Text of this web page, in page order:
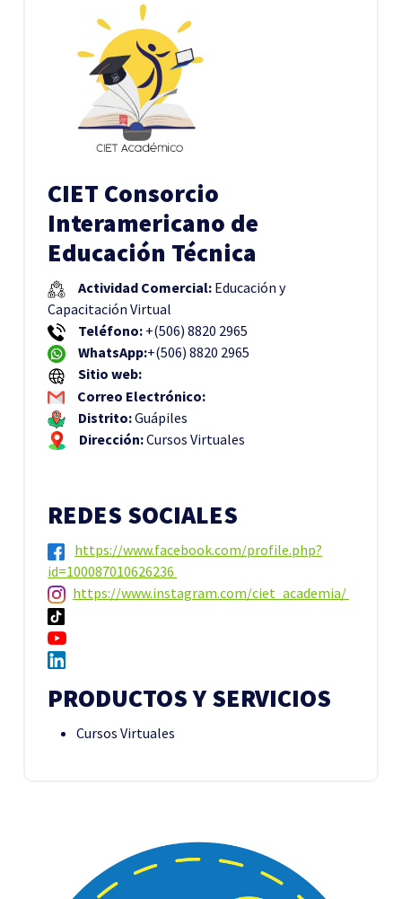
CIET Consorcio
Interamericano de
Educación Técnica
Actividad Comercial: Educación y
Capacitación Virtual
Teléfono: +(506) 8820 2965
WhatsApp:+(506) 8820 2965
Sitio web:
Correo Electrónico:
Distrito:Guápiles
Dirección:Cursos Virtuales
REDES SOCIALES
https://www.facebook.com/profile.php?
id=100087010626236
https://www.instagram.com/ciet_academia/
PRODUCTOS Y SERVICIOS
Cursos Virtuales